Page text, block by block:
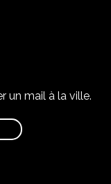
un mail à la ville.